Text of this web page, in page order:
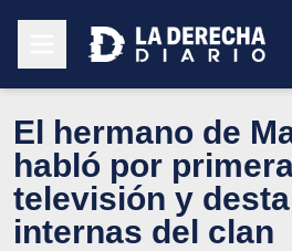
El hermano de
habló por
televisión y
internas del clan